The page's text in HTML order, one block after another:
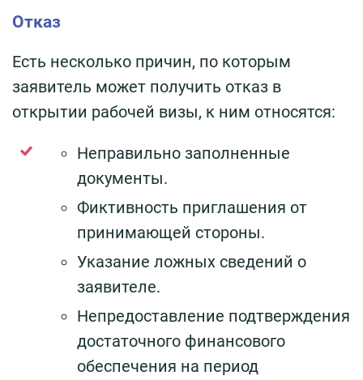
Отказ
Есть несколько причин, по которым
заявитель может получить отказ в
открытии рабочей визы, к ним относятся:
Неправильно заполненные
документы.
Фиктивность приглашения от
принимающей стороны.
Указание ложных сведений о
заявителе.
Непредоставление подтверждения
достаточного финансового
обеспечения на период